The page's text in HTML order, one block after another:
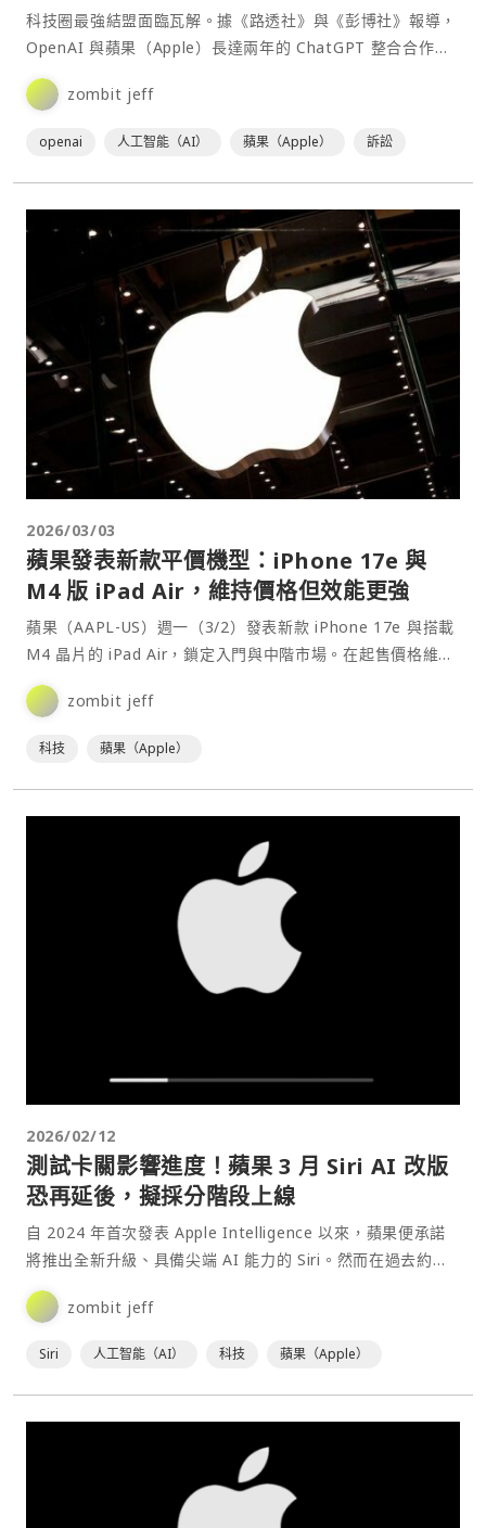
科技圈最強結盟面臨瓦解。據《路透社》與《彭博社》報導，
OpenAI 與蘋果（Apple）長達兩年的 ChatGPT 整合合作陷
入僵局。OpenAI 目前已聘請外部律⋯
zombit jeff
openai 人工智能（AI） 蘋果（Apple） 訴訟
2026/03/03
蘋果發表新款平價機型：iPhone 17e 與
M4 版 iPad Air，維持價格但效能更強
蘋果（AAPL-US）週一（3/2）發表新款 iPhone 17e 與搭載
M4 晶片的 iPad Air，鎖定入門與中階市場。在起售價格維持
不變的前提下，兩款產品同步升級晶片效能、AI 能力與連線
規格，並將部分原屬高階機種的技術下放至主流價位。兩款產
zombit jeff
科技 蘋果（Apple）
2026/02/12
測試卡關影響進度！蘋果 3 月 Siri AI 改版
恐再延後，擬採分階段上線
自 2024 年首次發表 Apple Intelligence 以來，蘋果便承諾
將推出全新升級、具備尖端 AI 能力的 Siri。然而在過去約一
年半的時間裡，這個「⋯
zombit jeff
Siri 人工智能（AI） 科技 蘋果（Apple）